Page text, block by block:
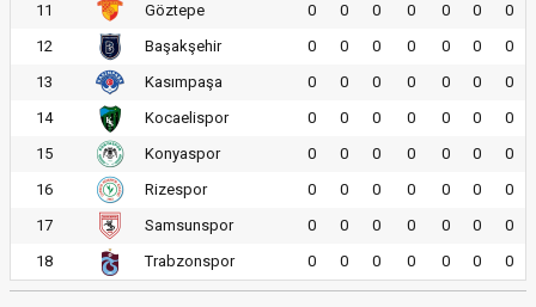
11
Göztepe 0 0 0 0 0 0
0
12
Başakşehir 0 0 0 0 0 0
0
13
Kasımpaşa 0 0 0 0 0 0
0
14
Kocaelispor 0 0 0 0 0 0
0
15
Konyaspor 0 0 0 0 0 0
0
16
Rizespor 0 0 0 0 0 0
0
17
Samsunspor 0 0 0 0 0 0
0
18
Trabzonspor 0 0 0 0 0 0 0